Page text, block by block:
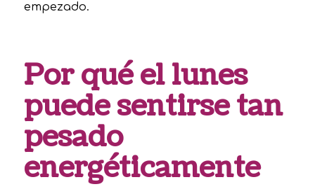
empezado.
Por qué el lunes
puede sentirse tan
pesado
energéticamente